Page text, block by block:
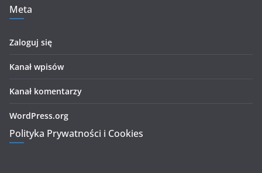
Meta
Zaloguj się
Kanał wpisów
Kanał komentarzy
WordPress.org
Polityka Prywatności i Cookies